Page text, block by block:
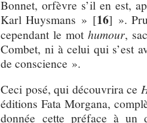
Bonnet, orfèvre s’il en est,
Karl Huysmans » [16] ».
cependant le mot humour,
Combet, ni à celui qui s’est
de conscience ».
Ceci posé, qui découvrira ce
éditions Fata Morgana,
donnée cette préface à un